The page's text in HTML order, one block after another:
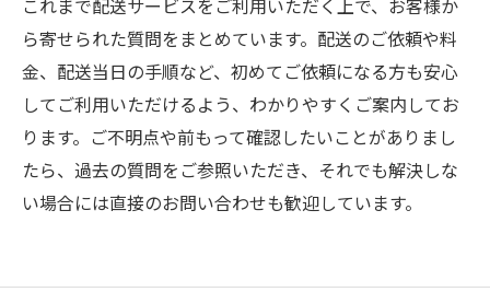
これまで配送サービスをご利用いただく上で、お客様か
ら寄せられた質問をまとめています。配送のご依頼や料
金、配送当日の手順など、初めてご依頼になる方も安心
してご利用いただけるよう、わかりやすくご案内してお
ります。ご不明点や前もって確認したいことがありまし
たら、過去の質問をご参照いただき、それでも解決しな
い場合には直接のお問い合わせも歓迎しています。